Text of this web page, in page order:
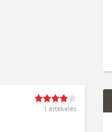
1 értékelés